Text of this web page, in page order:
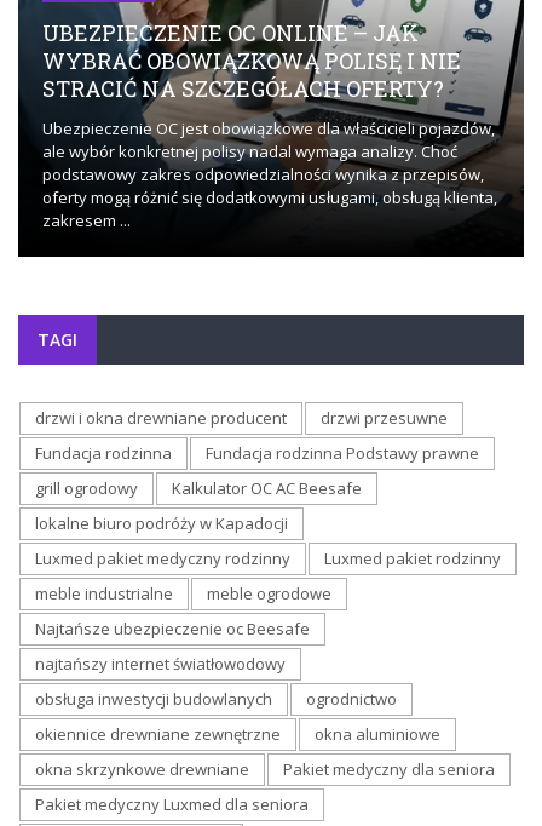
UBEZPIECZENIE OC ONLINE – JAK
WYBRAĆ OBOWIĄZKOWĄ POLISĘ I NIE
STRACIĆ NA SZCZEGÓŁACH OFERTY?
Ubezpieczenie OC jest obowiązkowe dla właścicieli pojazdów,
ale wybór konkretnej polisy nadal wymaga analizy. Choć
podstawowy zakres odpowiedzialności wynika z przepisów,
oferty mogą różnić się dodatkowymi usługami, obsługą klienta,
zakresem ...
TAGI
drzwi i okna drewniane producent
drzwi przesuwne
Fundacja rodzinna
Fundacja rodzinna Podstawy prawne
grill ogrodowy
Kalkulator OC AC Beesafe
lokalne biuro podróży w Kapadocji
Luxmed pakiet medyczny rodzinny
Luxmed pakiet rodzinny
meble industrialne
meble ogrodowe
Najtańsze ubezpieczenie oc Beesafe
najtańszy internet światłowodowy
obsługa inwestycji budowlanych
ogrodnictwo
okiennice drewniane zewnętrzne
okna aluminiowe
okna skrzynkowe drewniane
Pakiet medyczny dla seniora
Pakiet medyczny Luxmed dla seniora